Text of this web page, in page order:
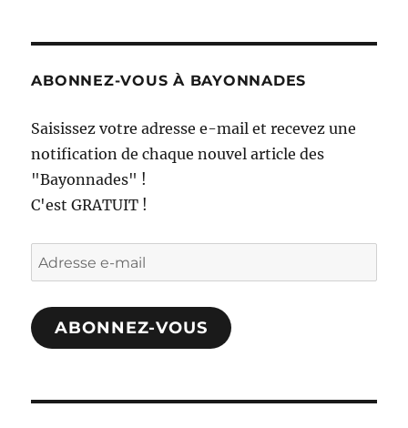
ABONNEZ-VOUS À BAYONNADES
Saisissez votre adresse e-mail et recevez une
notification de chaque nouvel article des
"Bayonnades" !
C'est GRATUIT !
Adresse
e-
mail
ABONNEZ-VOUS